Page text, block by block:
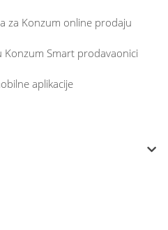
za Konzum online prodaju
Smart prodavaonici
aplikacije